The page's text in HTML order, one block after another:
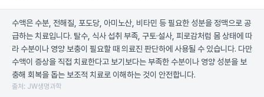
수액은 수분, 전해질, 포도당, 아미노산, 비타민 등 필요한 성분을 정맥으로 공
급하는 치료입니다. 탈수, 식사 섭취 부족, 구토·설사, 피로감처럼 몸 상태에 따
라 수분이나 영양 보충이 필요할 때 의료진 판단하에 사용될 수 있습니다. 다만
수액이 증상을 직접 치료한다고 보기보다는 부족한 수분이나 영양 성분을 보
충해 회복을 돕는 보조적 치료로 이해하는 것이 안전합니다.
출처: JW생명과학